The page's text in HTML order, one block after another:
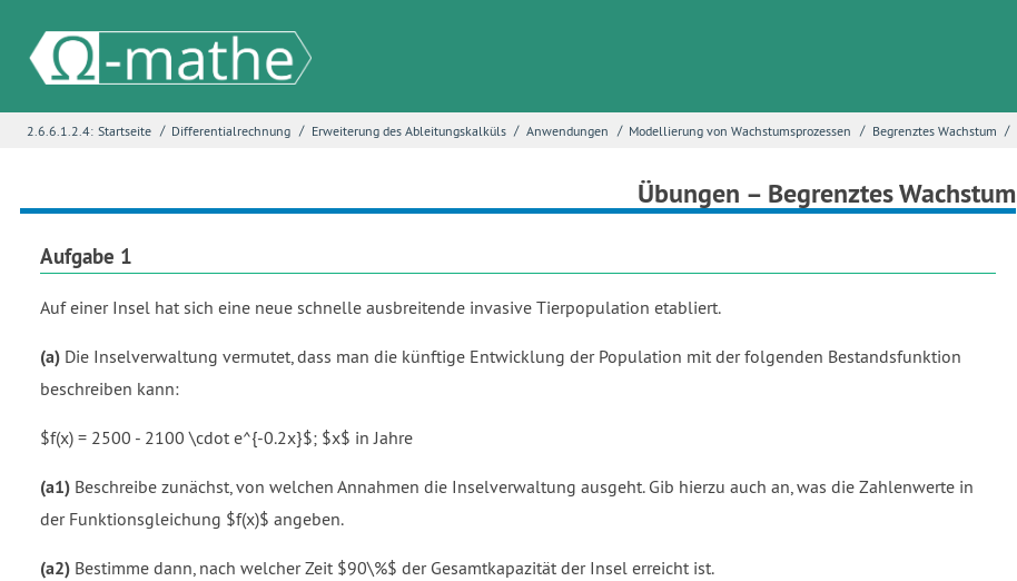
2.6.6.1.2.4: Startseite / Differentialrechnung / Erweiterung des Ableitungskalküls / Anwendungen / Modellierung von Wachstumsprozessen / Begrenztes Wachstum /
Übungen – Begrenztes Wachstum
Aufgabe 1
Auf einer Insel hat sich eine neue schnelle ausbreitende invasive Tierpopulation etabliert.
(a) Die Inselverwaltung vermutet, dass man die künftige Entwicklung der Population mit der folgenden Bestandsfunktion
beschreiben kann:
$f(x) = 2500 - 2100 \cdot e^{-0.2x}$; $x$ in Jahre
(a1) Beschreibe zunächst, von welchen Annahmen die Inselverwaltung ausgeht. Gib hierzu auch an, was die Zahlenwerte in
der Funktionsgleichung $f(x)$ angeben.
(a2) Bestimme dann, nach welcher Zeit $90\%$ der Gesamtkapazität der Insel erreicht ist.
E-Mail